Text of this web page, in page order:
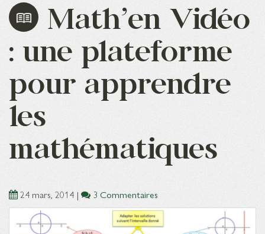
Math’en Vidéo
: une plateforme
pour apprendre
les
mathématiques
24 mars, 2014 | 3 Commentaires